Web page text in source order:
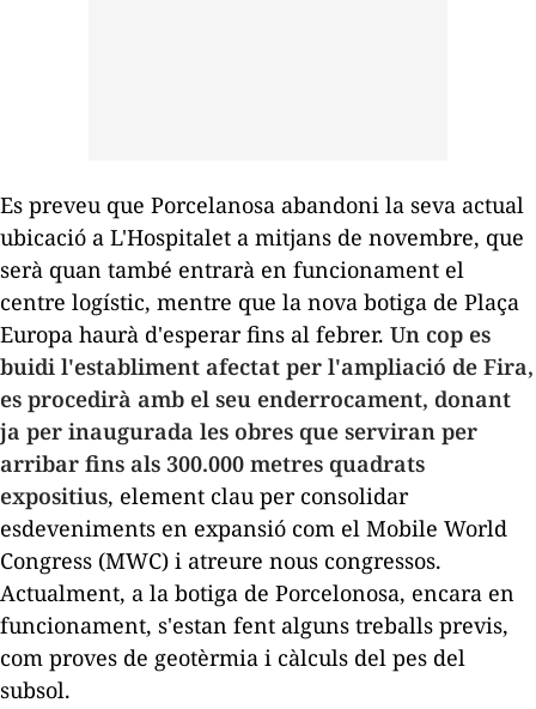
Es preveu que Porcelanosa abandoni la seva actual
ubicació a L'Hospitalet a mitjans de novembre, que
serà quan també entrarà en funcionament el
centre logístic, mentre que la nova botiga de Plaça
Europa haurà d'esperar fins al febrer. Un cop es
buidi l'establiment afectat per l'ampliació de Fira,
es procedirà amb el seu enderrocament, donant
ja per inaugurada les obres que serviran per
arribar fins als 300.000 metres quadrats
expositius, element clau per consolidar
esdeveniments en expansió com el Mobile World
Congress (MWC) i atreure nous congressos.
Actualment, a la botiga de Porcelonosa, encara en
funcionament, s'estan fent alguns treballs previs,
com proves de geotèrmia i càlculs del pes del
subsol.